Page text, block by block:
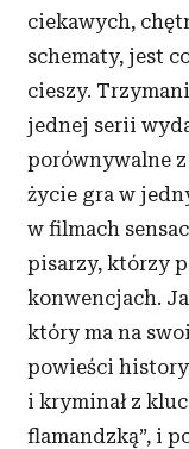
ciekawych,
schematy, jest
cieszy.
jednej serii
porównywalne
życie gra w
w filmach
pisarzy, którzy
konwencjach.
który ma na
powieści
i kryminał z
flamandzką”, i